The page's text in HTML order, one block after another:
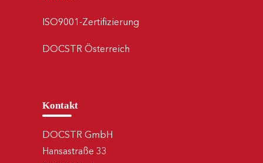
ISO9001-Zertifizierung
DOCSTR Österreich
Kontakt
DOCSTR GmbH
Hansastraße 33